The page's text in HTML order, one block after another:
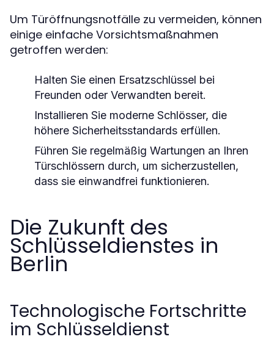
Um Türöffnungsnotfälle zu vermeiden, können
einige einfache Vorsichtsmaßnahmen
getroffen werden:
Halten Sie einen Ersatzschlüssel bei
Freunden oder Verwandten bereit.
Installieren Sie moderne Schlösser, die
höhere Sicherheitsstandards erfüllen.
Führen Sie regelmäßig Wartungen an Ihren
Türschlössern durch, um sicherzustellen,
dass sie einwandfrei funktionieren.
Die Zukunft des
Schlüsseldienstes in
Berlin
Technologische Fortschritte
im Schlüsseldienst